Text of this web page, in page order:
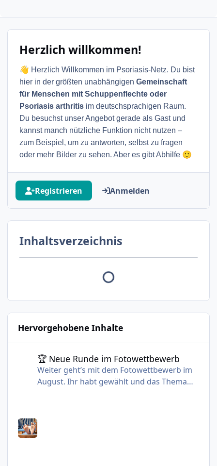
Herzlich willkommen!
👋 Herzlich Willkommen im Psoriasis-Netz. Du bist
hier in der größten unabhängigen Gemeinschaft
für Menschen mit Schuppenflechte oder
Psoriasis arthritis im deutschsprachigen Raum.
Du besuchst unser Angebot gerade als Gast und
kannst manch nützliche Funktion nicht nutzen –
zum Beispiel, um zu antworten, selbst zu fragen
oder mehr Bilder zu sehen. Aber es gibt Abhilfe 🙂
Registrieren Anmelden
Inhaltsverzeichnis
Hervorgehobene Inhalte
🏆 Neue Runde im Fotowettbewerb
Weiter geht’s mit dem Fotowettbewerb im
August. Ihr habt gewählt und das Thema